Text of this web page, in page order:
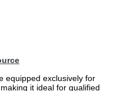
equipped exclusively for
it ideal for qualified